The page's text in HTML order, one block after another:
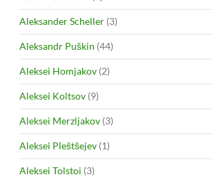
Aleksander Scheller (3)
Aleksandr Puškin (44)
Aleksei Homjakov (2)
Aleksei Koltsov (9)
Aleksei Merzljakov (3)
Aleksei Pleštšejev (1)
Aleksei Tolstoi (3)